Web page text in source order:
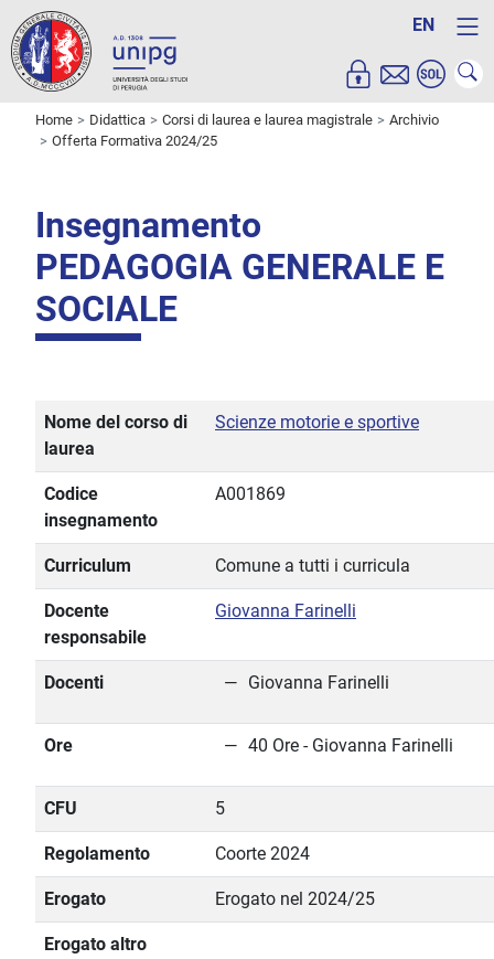
EN
Home Didattica Corsi di laurea e laurea magistrale
Archivio
Offerta Formativa 2024/25
Insegnamento
PEDAGOGIA GENERALE E
SOCIALE
Nome del corso di
laurea
Scienze motorie e sportive
Codice
insegnamento
A001869
Curriculum Comune a tutti i curricula
Docente
responsabile
Giovanna Farinelli
Docenti Giovanna Farinelli
Ore 40 Ore - Giovanna Farinelli
CFU 5
Regolamento Coorte 2024
Erogato Erogato nel 2024/25
Erogato altro